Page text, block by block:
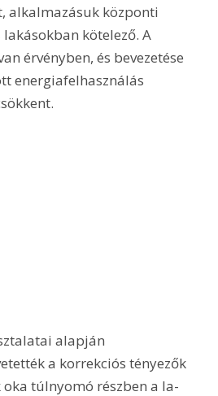
alkalmazásuk központi
kötelező. A
érvényben, és bevezetése
energiafelhasználás
alapján
a korrekciós tényezők
túlnyomó részben a la-